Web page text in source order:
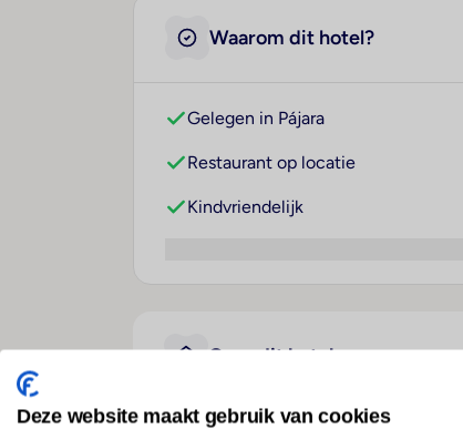
Waarom dit hotel?
Gelegen in Pájara
Restaurant op locatie
Kindvriendelijk
Over dit hotel
Deze website maakt gebruik van cookies